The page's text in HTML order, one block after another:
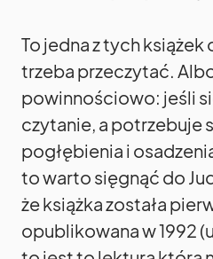
To jedna z tych
trzeba przeczytać.
powinnościowo: jeśli
czytanie, a potrzebuje
pogłębienia i
to warto sięgnąć do
że książka została
opublikowana w 1992